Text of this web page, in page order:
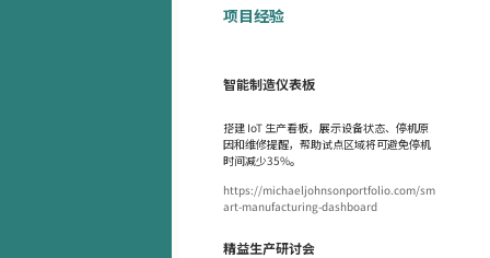
项目经验
智能制造仪表板
搭建 IoT 生产看板，展示设备状态、停机原
因和维修提醒，帮助试点区域将可避免停机
时间减少35%。
https://michaeljohnsonportfolio.com/sm
art-manufacturing-dashboard
精益生产研讨会